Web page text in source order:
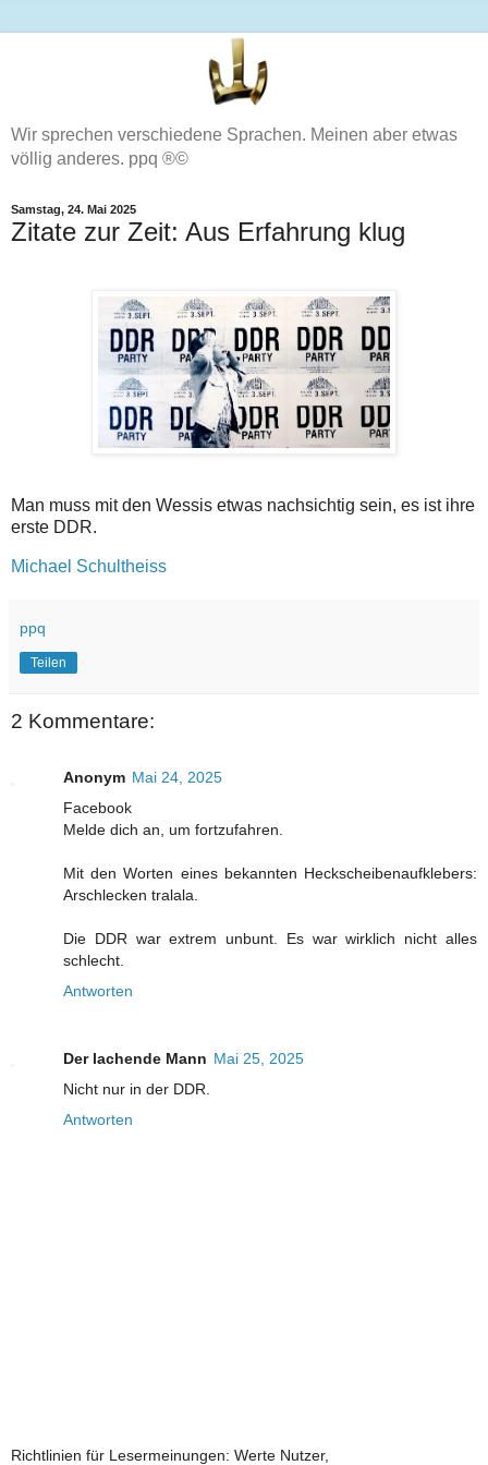
Wir sprechen verschiedene Sprachen. Meinen aber etwas
völlig anderes. ppq ®©
Samstag, 24. Mai 2025
Zitate zur Zeit: Aus Erfahrung klug
Man muss mit den Wessis etwas nachsichtig sein, es ist ihre
erste DDR.
Michael Schultheiss
ppq
Teilen
2 Kommentare:
Anonym Mai 24, 2025
Facebook
Melde dich an, um fortzufahren.
Mit den Worten eines bekannten Heckscheibenaufklebers:
Arschlecken tralala.
Die DDR war extrem unbunt. Es war wirklich nicht alles
schlecht.
Antworten
Der lachende Mann Mai 25, 2025
Nicht nur in der DDR.
Antworten
Richtlinien für Lesermeinungen: Werte Nutzer,